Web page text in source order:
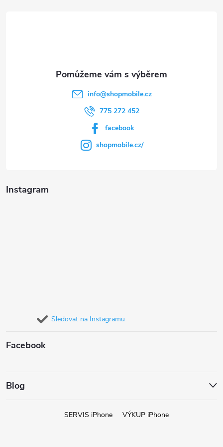
info@shopmobile.cz
775 272 452
facebook
shopmobile.cz/
Instagram
Sledovat na Instagramu
Facebook
Blog
SERVIS iPhone VÝKUP iPhone